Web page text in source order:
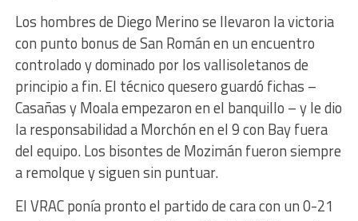
Los hombres de Diego Merino se llevaron la victoria
con punto bonus de San Román en un encuentro
controlado y dominado por los vallisoletanos de
principio a fin. El técnico quesero guardó fichas –
Casañas y Moala empezaron en el banquillo – y le dio
la responsabilidad a Morchón en el 9 con Bay fuera
del equipo. Los bisontes de Mozimán fueron siempre
a remolque y siguen sin puntuar.
El VRAC ponía pronto el partido de cara con un 0-21